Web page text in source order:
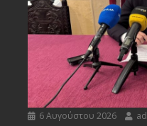
6 Αυγούστου 2026